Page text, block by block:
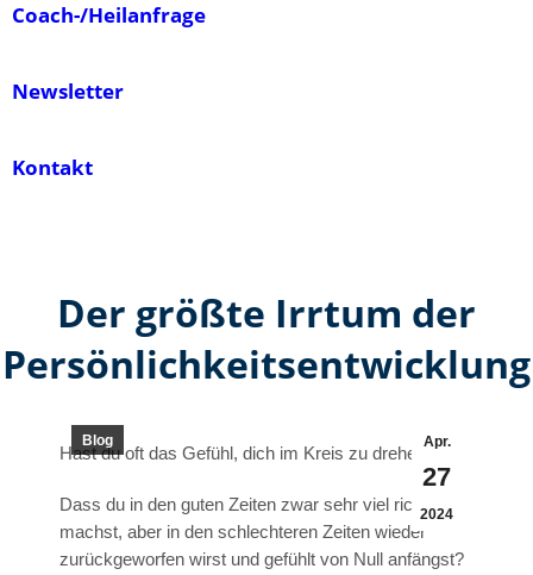
Coach-/Heilanfrage
Newsletter
Kontakt
Der größte Irrtum der
Persönlichkeitsentwicklung
Apr.
27
2024
Blog
Hast du oft das Gefühl, dich im Kreis zu drehen?
Dass du in den guten Zeiten zwar sehr viel richtig
machst, aber in den schlechteren Zeiten wieder
zurückgeworfen wirst und gefühlt von Null anfängst?